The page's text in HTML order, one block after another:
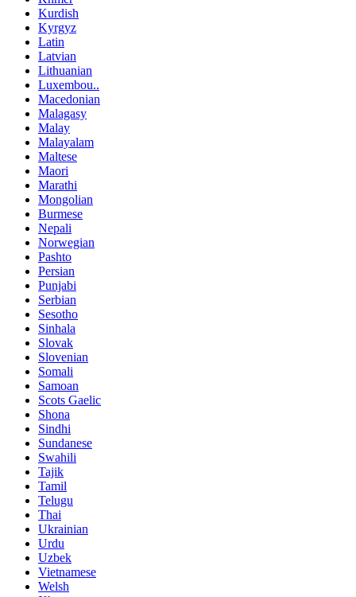
Kurdish
Kyrgyz
Latin
Latvian
Lithuanian
Luxembou..
Macedonian
Malagasy
Malay
Malayalam
Maltese
Maori
Marathi
Mongolian
Burmese
Nepali
Norwegian
Pashto
Persian
Punjabi
Serbian
Sesotho
Sinhala
Slovak
Slovenian
Somali
Samoan
Scots Gaelic
Shona
Sindhi
Sundanese
Swahili
Tajik
Tamil
Telugu
Thai
Ukrainian
Urdu
Uzbek
Vietnamese
Welsh